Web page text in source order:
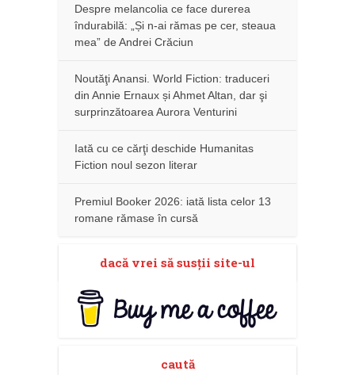
Despre melancolia ce face durerea
îndurabilă: „Și n-ai rămas pe cer, steaua
mea” de Andrei Crăciun
Noutăţi Anansi. World Fiction: traduceri
din Annie Ernaux și Ahmet Altan, dar şi
surprinzătoarea Aurora Venturini
Iată cu ce cărţi deschide Humanitas
Fiction noul sezon literar
Premiul Booker 2026: iată lista celor 13
romane rămase în cursă
dacă vrei să susţii site-ul
caută